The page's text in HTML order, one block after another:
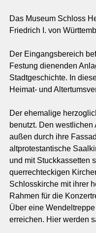
Das Museum Schloss
Friedrich I. von
Der Eingangsbereich
Festung dienenden
Stadtgeschichte. In
Heimat- und
Der ehemalige
benutzt. Den
außen durch ihre
altprotestantische
und mit Stuckkassetten
querrechteckigen
Schlosskirche mit ihrer
Rahmen für die
Über eine
erreichen. Hier werden